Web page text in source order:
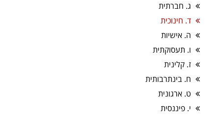
ג. חברתית
ד. חינוכית
ה. אישיות
ו. תעסוקתית
ז. קלינית
ח. בינתרבותית
ט. ארגונית
י. פיננסית